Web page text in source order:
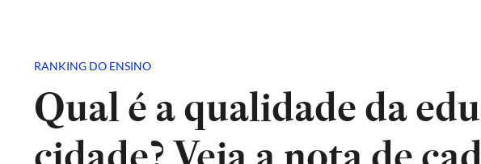
RANKING DO ENSINO
Qual é a qualidade da